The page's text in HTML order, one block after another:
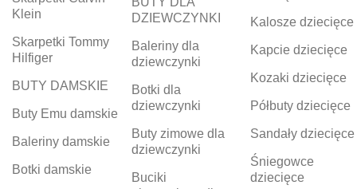
Klein
Skarpetki Tommy
Hilfiger
BUTY DAMSKIE
Buty Emu damskie
Baleriny damskie
Botki damskie
DZIEWCZYNKI
Baleriny dla
dziewczynki
Botki dla
dziewczynki
Buty zimowe dla
dziewczynki
Buciki
Kalosze dziecięce
Kapcie dziecięce
Kozaki dziecięce
Półbuty dziecięce
Sandały dziecięce
Śniegowce
dziecięce